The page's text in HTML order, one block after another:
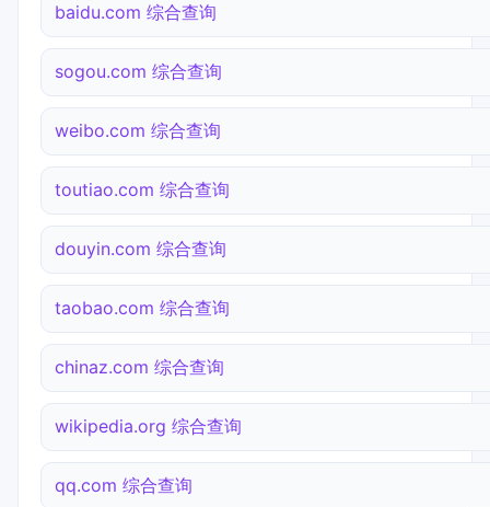
baidu.com 综合查询
sogou.com 综合查询
weibo.com 综合查询
toutiao.com 综合查询
douyin.com 综合查询
taobao.com 综合查询
chinaz.com 综合查询
wikipedia.org 综合查询
qq.com 综合查询